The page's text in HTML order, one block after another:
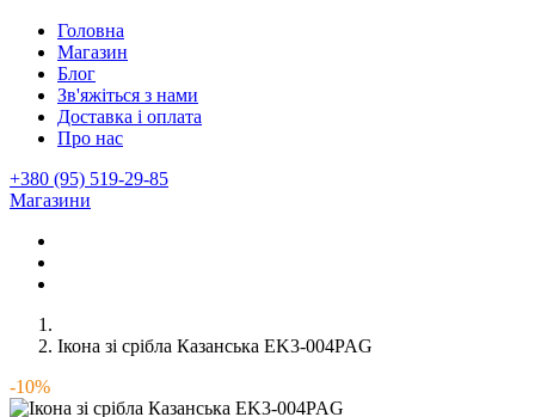
Головна
Магазин
Блог
Зв'яжіться з нами
Доставка і оплата
Про нас
+380 (95) 519-29-85
Магазини
Ікона зі срібла Казанська EK3-004PAG
-10%